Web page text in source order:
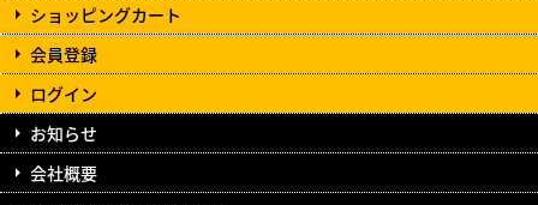
ショッピングカート
会員登録
ログイン
お知らせ
会社概要